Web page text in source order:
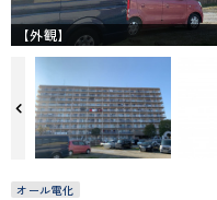
【外観】
オール電化